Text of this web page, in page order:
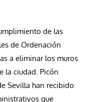
de las
de Ordenación
a eliminar los muros
la ciudad. Picón
Sevilla han recibido
que